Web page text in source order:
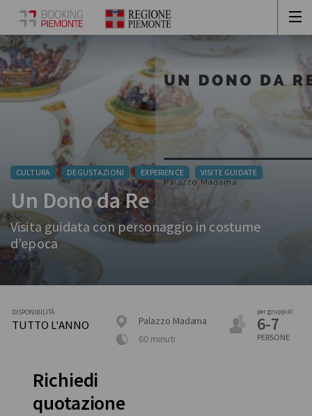
CULTURA DEGUSTAZIONI EXPERIENCE VISITE GUIDATE
Un Dono da Re
Visita guidata con personaggio in costume
d’epoca
DISPONIBILITÀ
TUTTO L'ANNO
Palazzo Madama
60 minuti
per gruppi di
6-7
PERSONE
Richiedi
quotazione